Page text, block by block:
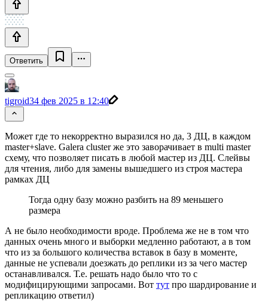
Ответить
tigroid34 фев 2025 в 12:40
Может где то некорректно выразился но да, 3 ДЦ, в каждом
master+slave. Galera cluster же это заворачивает в multi master
схему, что позволяет писать в любой мастер из ДЦ. Слейвы
для чтения, либо для замены вышедшего из строя мастера
рамках ДЦ
Тогда одну базу можно разбить на 89 меньшего
размера
А не было необходимости вроде. Проблема же не в том что
данных очень много и выборки медленно работают, а в том
что из за большого количества вставок в базу в моменте,
данные не успевали доезжать до реплики из за чего мастер
останавливался. Т.е. решать надо было что то с
модифицирующими запросами. Вот тут про шардирование и
репликацию ответил)